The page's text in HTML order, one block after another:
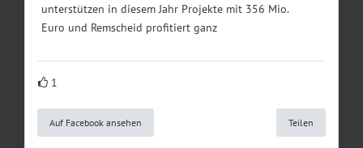
unterstützen in diesem Jahr Projekte mit 356 Mio.
Euro und Remscheid profitiert ganz
1
Auf Facebook ansehen Teilen